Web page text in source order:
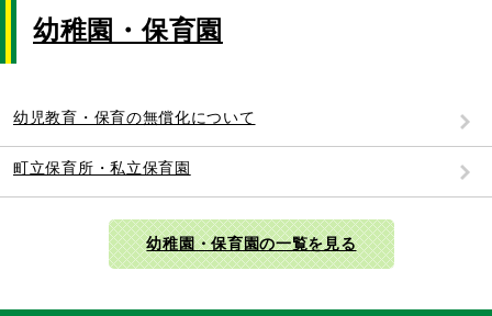
幼稚園・保育園
幼児教育・保育の無償化について
町立保育所・私立保育園
幼稚園・保育園の一覧を見る